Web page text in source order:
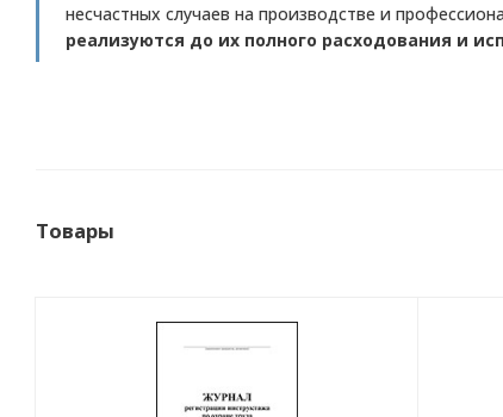
несчастных случаев на производстве и
реализуются до их полного расходования и
Товары